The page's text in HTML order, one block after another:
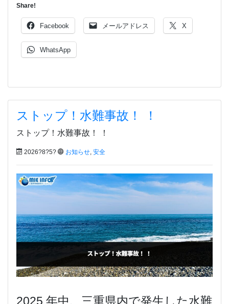
Share!
Facebook メールアドレス X
WhatsApp
ストップ！水難事故！ ！
ストップ！水難事故！ ！
2026?8?5? お知らせ, 安全
2025 年中、三重県内で発生した水難